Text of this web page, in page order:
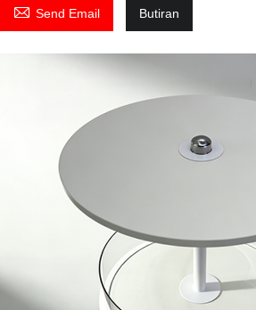
 Send Email Butiran